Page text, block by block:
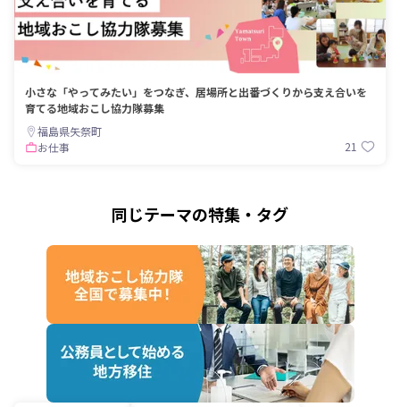
小さな「やってみたい」をつなぎ、居場所と出番づくりから支え合いを
育てる地域おこし協力隊募集
福島県矢祭町
お仕事
21
同じテーマの特集・タグ